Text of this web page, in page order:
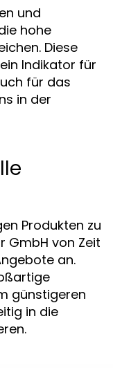
und
hohe
Diese
Indikator für
für das
in der
Produkten zu
GmbH von Zeit
an.
günstigeren
in die